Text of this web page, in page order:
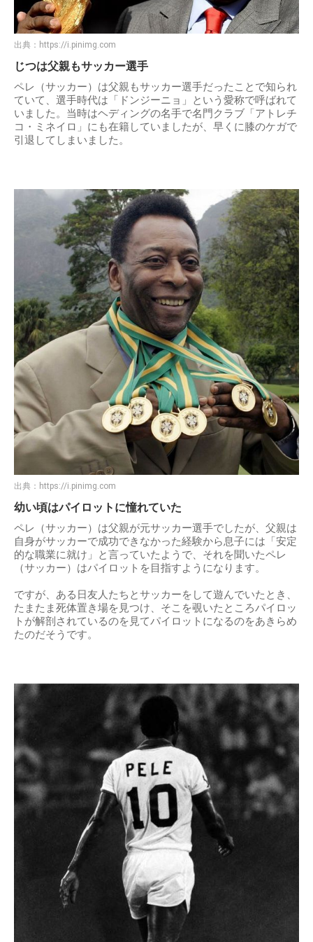
出典： https://i.pinimg.com
じつは父親もサッカー選手
ペレ（サッカー）は父親もサッカー選手だったことで知られ
ていて、選手時代は「ドンジーニョ」という愛称で呼ばれて
いました。当時はヘディングの名手で名門クラブ「アトレチ
コ・ミネイロ」にも在籍していましたが、早くに膝のケガで
引退してしまいました。
出典： https://i.pinimg.com
幼い頃はパイロットに憧れていた
ペレ（サッカー）は父親が元サッカー選手でしたが、父親は
自身がサッカーで成功できなかった経験から息子には「安定
的な職業に就け」と言っていたようで、それを聞いたペレ
（サッカー）はパイロットを目指すようになります。
ですが、ある日友人たちとサッカーをして遊んでいたとき、
たまたま死体置き場を見つけ、そこを覗いたところパイロッ
トが解剖されているのを見てパイロットになるのをあきらめ
たのだそうです。